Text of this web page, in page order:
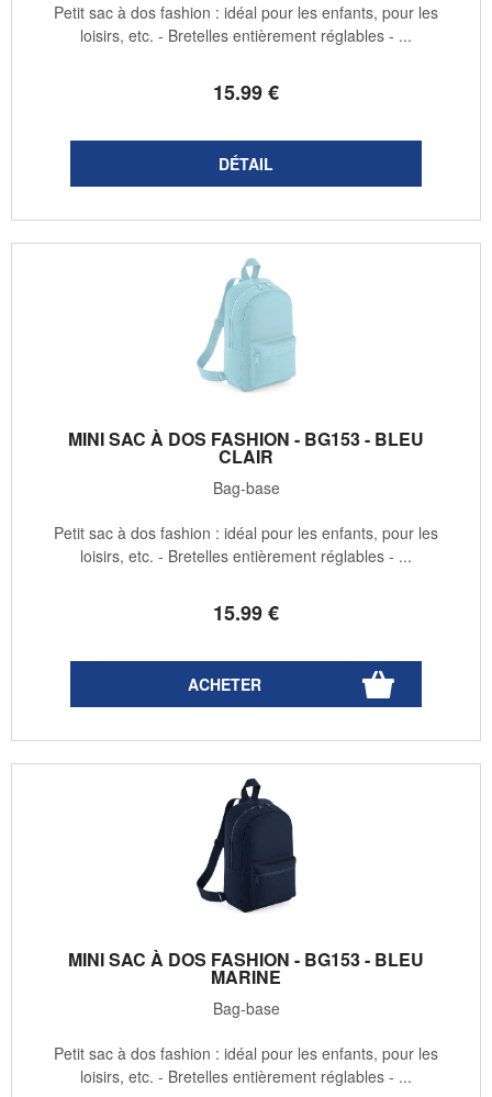
15.99€
Petit sac à dos fashion : idéal pour les enfants, pour les
loisirs, etc. - Bretelles entièrement réglables - ...
MINI SAC À DOS FASHION - BG153 - BLEU
CLAIR
Bag-base
15.99€
Petit sac à dos fashion : idéal pour les enfants, pour les
loisirs, etc. - Bretelles entièrement réglables - ...
MINI SAC À DOS FASHION - BG153 - BLEU
MARINE
Bag-base
Petit sac à dos fashion : idéal pour les enfants, pour les
loisirs, etc. - Bretelles entièrement réglables - ...